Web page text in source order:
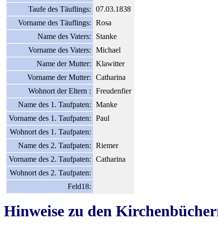
Taufe des Täuflings:
07.03.1838
Vorname des Täuflings:
Rosa
Name des Vaters:
Stanke
Vorname des Vaters:
Michael
Name der Mutter:
Klawitter
Vorname der Mutter:
Catharina
Wohnort der Eltern :
Freudenfier
Name des 1. Taufpaten:
Manke
Vorname des 1. Taufpaten:
Paul
Wohnort des 1. Taufpaten:
Name des 2. Taufpaten:
Riemer
Vorname des 2. Taufpaten:
Catharina
Wohnort des 2. Taufpaten:
Feld18:
Hinweise zu den